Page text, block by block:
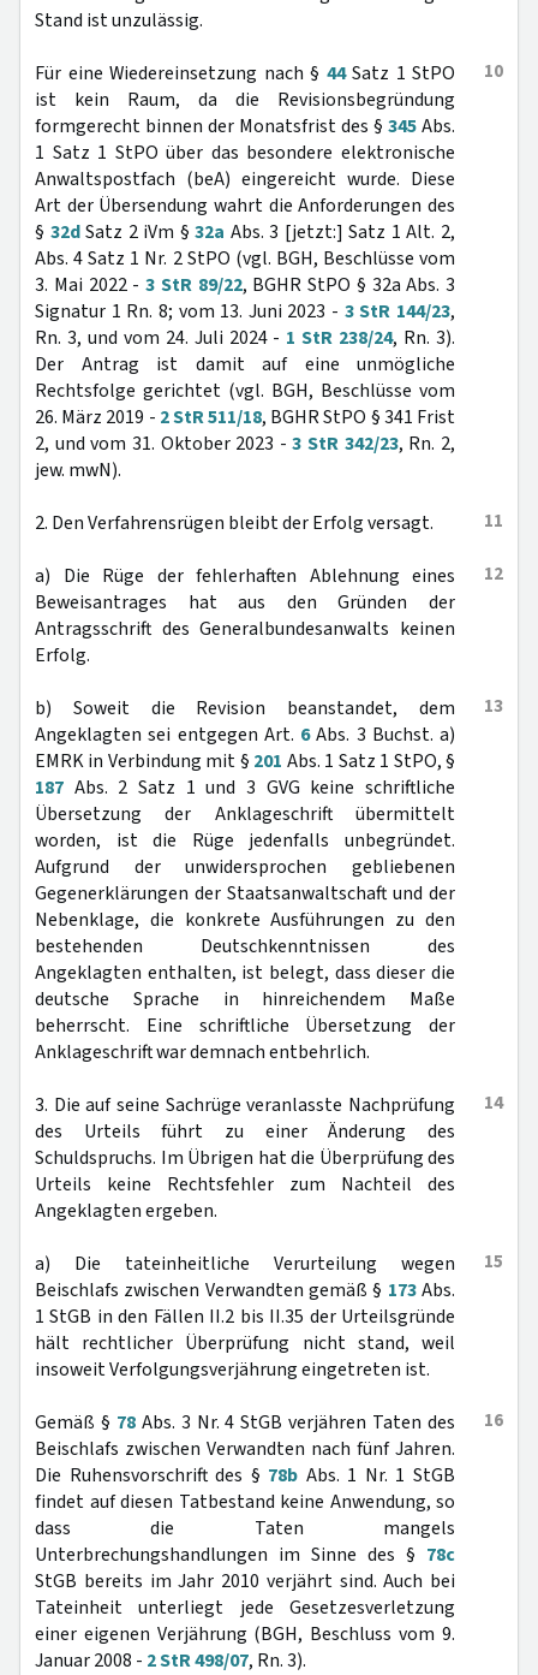
Stand ist unzulässig.
10
Für eine Wiedereinsetzung nach § 44Satz 1 StPO
ist kein Raum, da die Revisionsbegründung
formgerecht binnen der Monatsfrist des § 345Abs.
1 Satz 1 StPO über das besondere elektronische
Anwaltspostfach (beA) eingereicht wurde. Diese
Art der Übersendung wahrt die Anforderungen des
§ 32dSatz 2 iVm §32a Abs. 3 [jetzt:] Satz 1 Alt. 2,
Abs. 4 Satz 1 Nr. 2 StPO (vgl. BGH, Beschlüsse vom
3. Mai 2022 - 3 StR 89/22, BGHR StPO § 32a Abs. 3
Signatur 1 Rn. 8; vom 13. Juni 2023 - 3 StR 144/23,
Rn. 3, und vom 24. Juli 2024 - 1 StR 238/24, Rn. 3).
Der Antrag ist damit auf eine unmögliche
Rechtsfolge gerichtet (vgl. BGH, Beschlüsse vom
26. März 2019 - 2 StR 511/18, BGHR StPO § 341 Frist
2, und vom 31. Oktober 2023 -3 StR 342/23, Rn. 2,
jew. mwN).
11
2. Den Verfahrensrügen bleibt der Erfolg versagt.
12
a) Die Rüge der fehlerhaften Ablehnung eines
Beweisantrages hat aus den Gründen der
Antragsschrift des Generalbundesanwalts keinen
Erfolg.
13
b) Soweit die Revision beanstandet, dem
Angeklagten sei entgegen Art. 6Abs. 3 Buchst. a)
EMRK in Verbindung mit § 201 Abs. 1 Satz 1 StPO, §
187 Abs. 2 Satz 1 und 3 GVG keine schriftliche
Übersetzung der Anklageschrift übermittelt
worden, ist die Rüge jedenfalls unbegründet.
Aufgrund der unwidersprochen gebliebenen
Gegenerklärungen der Staatsanwaltschaft und der
Nebenklage, die konkrete Ausführungen zu den
bestehenden Deutschkenntnissen des
Angeklagten enthalten, ist belegt, dass dieser die
deutsche Sprache in hinreichendem Maße
beherrscht. Eine schriftliche Übersetzung der
Anklageschrift war demnach entbehrlich.
14
3. Die auf seine Sachrüge veranlasste Nachprüfung
des Urteils führt zu einer Änderung des
Schuldspruchs. Im Übrigen hat die Überprüfung des
Urteils keine Rechtsfehler zum Nachteil des
Angeklagten ergeben.
15
a) Die tateinheitliche Verurteilung wegen
Beischlafs zwischen Verwandten gemäß § 173Abs.
1 StGB in den Fällen II.2 bis II.35 der Urteilsgründe
hält rechtlicher Überprüfung nicht stand, weil
insoweit Verfolgungsverjährung eingetreten ist.
16
Gemäß § 78Abs. 3 Nr. 4 StGB verjähren Taten des
Beischlafs zwischen Verwandten nach fünf Jahren.
Die Ruhensvorschrift des § 78b Abs. 1 Nr. 1 StGB
findet auf diesen Tatbestand keine Anwendung, so
dass die Taten mangels
Unterbrechungshandlungen im Sinne des § 78c
StGB bereits im Jahr 2010 verjährt sind. Auch bei
Tateinheit unterliegt jede Gesetzesverletzung
einer eigenen Verjährung (BGH, Beschluss vom 9.
Januar 2008 - 2 StR 498/07, Rn. 3).